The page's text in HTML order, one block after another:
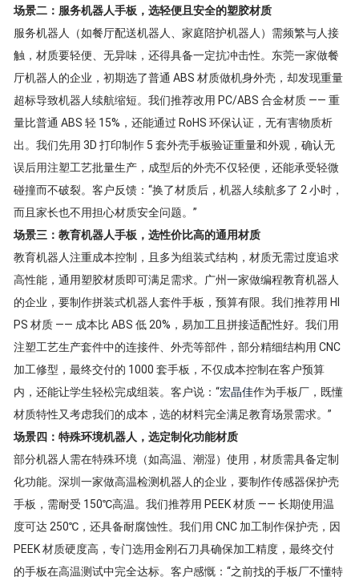
场景二：服务机器人手板，选轻便且安全的塑胶材质
服务机器人（如餐厅配送机器人、家庭陪护机器人）需频繁与人接
触，材质要轻便、无异味，还得具备一定抗冲击性。东莞一家做餐
厅机器人的企业，初期选了普通 ABS 材质做机身外壳，却发现重量
超标导致机器人续航缩短。我们推荐改用 PC/ABS 合金材质 —— 重
量比普通 ABS 轻 15%，还能通过 RoHS 环保认证，无有害物质析
出。我们先用 3D 打印制作 5 套外壳手板验证重量和外观，确认无
误后用注塑工艺批量生产，成型后的外壳不仅轻便，还能承受轻微
碰撞而不破裂。客户反馈：“换了材质后，机器人续航多了 2 小时，
而且家长也不用担心材质安全问题。”
场景三：教育机器人手板，选性价比高的通用材质
教育机器人注重成本控制，且多为组装式结构，材质无需过度追求
高性能，通用塑胶材质即可满足需求。广州一家做编程教育机器人
的企业，要制作拼装式机器人套件手板，预算有限。我们推荐用 HI
PS 材质 —— 成本比 ABS 低 20%，易加工且拼接适配性好。我们用
注塑工艺生产套件中的连接件、外壳等部件，部分精细结构用 CNC
加工修型，最终交付的 1000 套手板，不仅成本控制在客户预算
内，还能让学生轻松完成组装。客户说：“宏晶佳作为手板厂，既懂
材质特性又考虑我们的成本，选的材料完全满足教育场景需求。”
场景四：特殊环境机器人，选定制化功能材质
部分机器人需在特殊环境（如高温、潮湿）使用，材质需具备定制
化功能。深圳一家做高温检测机器人的企业，要制作传感器保护壳
手板，需耐受 150℃高温。我们推荐用 PEEK 材质 —— 长期使用温
度可达 250℃，还具备耐腐蚀性。我们用 CNC 加工制作保护壳，因
PEEK 材质硬度高，专门选用金刚石刀具确保加工精度，最终交付
的手板在高温测试中完全达标。客户感慨：“之前找的手板厂不懂特